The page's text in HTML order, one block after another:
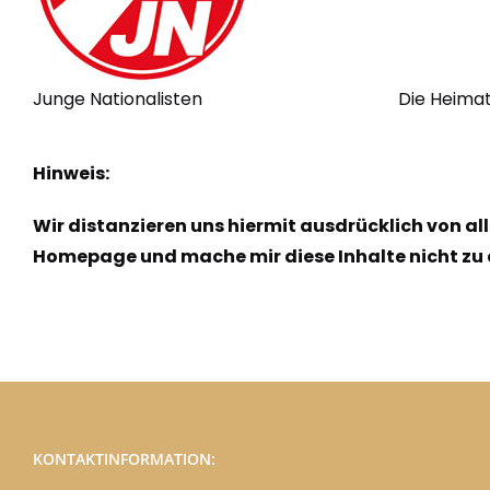
Junge Nationalisten Die
Hinweis:
Wir distanzieren uns hiermit ausdrücklich von
Homepage und mache mir diese Inhalte nicht zu
KONTAKTINFORMATION: